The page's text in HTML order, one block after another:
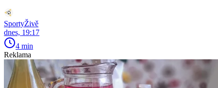
SportyŽivě
dnes, 19:17
4 min
Reklama